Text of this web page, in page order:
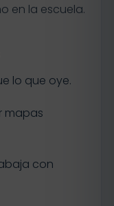
en la escuela.
lo que oye.
mapas
con